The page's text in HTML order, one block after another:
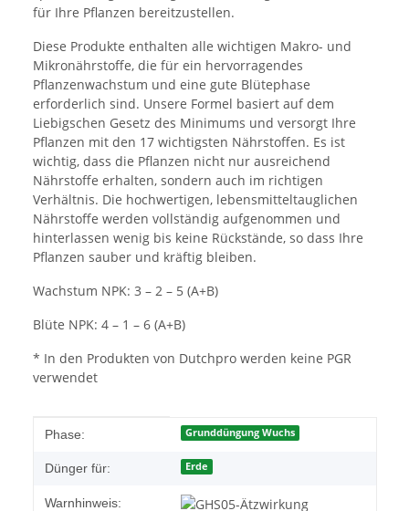
für Ihre Pflanzen bereitzustellen.
Diese Produkte enthalten alle wichtigen Makro- und
Mikronährstoffe, die für ein hervorragendes
Pflanzenwachstum und eine gute Blütephase
erforderlich sind. Unsere Formel basiert auf dem
Liebigschen Gesetz des Minimums und versorgt Ihre
Pflanzen mit den 17 wichtigsten Nährstoffen. Es ist
wichtig, dass die Pflanzen nicht nur ausreichend
Nährstoffe erhalten, sondern auch im richtigen
Verhältnis. Die hochwertigen, lebensmitteltauglichen
Nährstoffe werden vollständig aufgenommen und
hinterlassen wenig bis keine Rückstände, so dass Ihre
Pflanzen sauber und kräftig bleiben.
Wachstum NPK: 3 – 2 – 5 (A+B)
Blüte NPK: 4 – 1 – 6 (A+B)
* In den Produkten von Dutchpro werden keine PGR
verwendet
Produkteigenschaft
Wert
Phase: Grunddüngung Wuchs
Dünger für: Erde
Warnhinweis: